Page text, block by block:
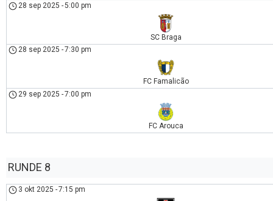
28 sep 2025 -5:00 pm
SC Braga
28 sep 2025 -7:30 pm
FC Famalicão
29 sep 2025 -7:00 pm
FC Arouca
RUNDE 8
3 okt 2025 -7:15 pm